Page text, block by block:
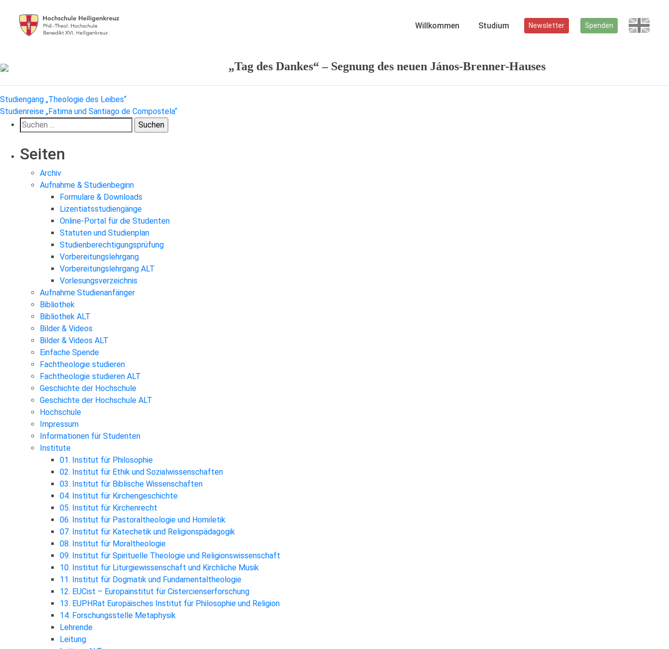
Willkommen Studium Newsletter Spenden
„Tag des Dankes“ – Segnung des neuen János-Brenner-Hauses
Beitragsnavigation
Studiengang „Theologie des Leibes“
Studienreise „Fatima und Santiago de Compostela“
Suchen
nach:
Seiten
Archiv
Aufnahme & Studienbeginn
Formulare & Downloads
Lizentiatsstudiengänge
Online-Portal für die Studenten
Statuten und Studienplan
Studienberechtigungsprüfung
Vorbereitungslehrgang
Vorbereitungslehrgang ALT
Vorlesungsverzeichnis
Aufnahme Studienanfänger
Bibliothek
Bibliothek ALT
Bilder & Videos
Bilder & Videos ALT
Einfache Spende
Fachtheologie studieren
Fachtheologie studieren ALT
Geschichte der Hochschule
Geschichte der Hochschule ALT
Hochschule
Impressum
Informationen für Studenten
Institute
01. Institut für Philosophie
02. Institut für Ethik und Sozialwissenschaften
03. Institut für Biblische Wissenschaften
04. Institut für Kirchengeschichte
05. Institut für Kirchenrecht
06. Institut für Pastoraltheologie und Homiletik
07. Institut für Katechetik und Religionspädagogik
08. Institut für Moraltheologie
09. Institut für Spirituelle Theologie und Religionswissenschaft
10. Institut für Liturgiewissenschaft und Kirchliche Musik
11. Institut für Dogmatik und Fundamentaltheologie
12. EUCist – Europainstitut für Cistercienserforschung
13. EUPHRat Europäisches Institut für Philosophie und Religion
14. Forschungsstelle Metaphysik
Lehrende
Leitung